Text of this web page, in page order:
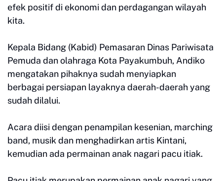
efek positif di ekonomi dan perdagangan wilayah
kita.
Kepala Bidang (Kabid) Pemasaran Dinas Pariwisata
Pemuda dan olahraga Kota Payakumbuh, Andiko
mengatakan pihaknya sudah menyiapkan
berbagai persiapan layaknya daerah-daerah yang
sudah dilalui.
Acara diisi dengan penampilan kesenian, marching
band, musik dan menghadirkan artis Kintani,
kemudian ada permainan anak nagari pacu itiak.